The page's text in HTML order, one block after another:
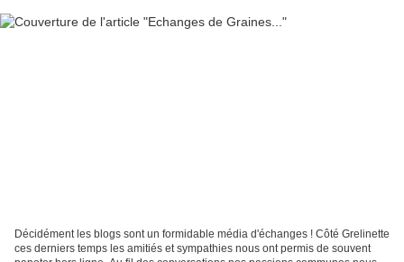
Décidément les blogs sont un formidable média d'échanges ! Côté Grelinette
ces derniers temps les amitiés et sympathies nous ont permis de souvent